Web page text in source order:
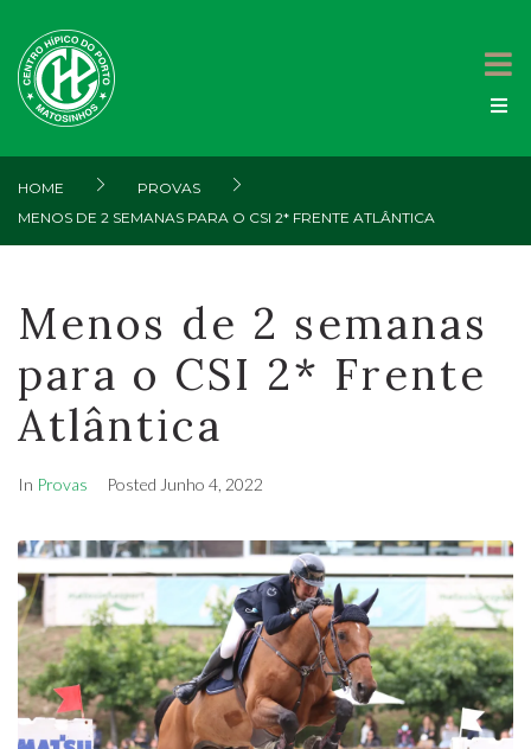
HOME
PROVAS
MENOS DE 2 SEMANAS PARA O CSI 2* FRENTE ATLÂNTICA
Menos de 2 semanas
para o CSI 2* Frente
Atlântica
In Provas Posted Junho 4, 2022